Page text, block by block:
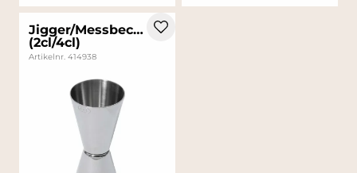
Jigger/Messbecher
(2cl/4cl)
Artikelnr. 414938